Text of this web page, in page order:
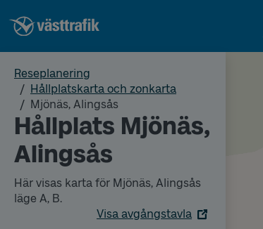
Reseplanering
Hållplatskarta och zonkarta
Mjönäs, Alingsås
Hållplats Mjönäs,
Alingsås
Här visas karta för Mjönäs, Alingsås
läge A, B.
Visa avgångstavla